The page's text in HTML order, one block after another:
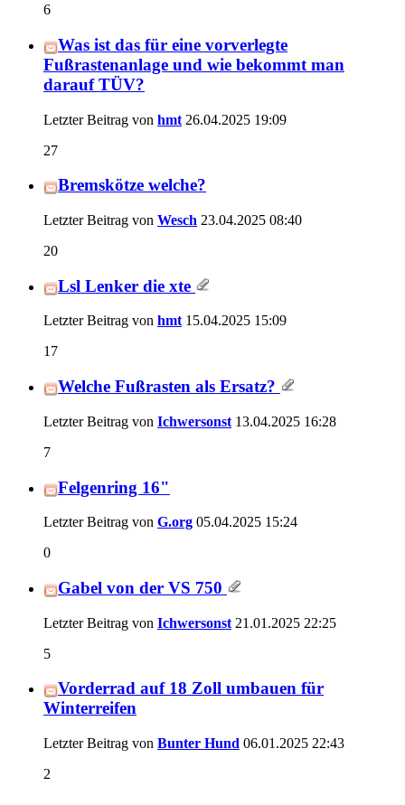
6
Was ist das für eine vorverlegte
Fußrastenanlage und wie bekommt man
darauf TÜV?
Letzter Beitrag von hmt 26.04.2025 19:09
27
Bremskötze welche?
Letzter Beitrag von Wesch 23.04.2025 08:40
20
Lsl Lenker die xte
Letzter Beitrag von hmt15.04.2025 15:09
17
Welche Fußrasten als Ersatz?
Letzter Beitrag von Ichwersonst 13.04.2025 16:28
7
Felgenring 16"
Letzter Beitrag von G.org 05.04.2025 15:24
0
Gabel von der VS 750
Letzter Beitrag von Ichwersonst 21.01.2025 22:25
5
Vorderrad auf 18 Zoll umbauen für
Winterreifen
Letzter Beitrag von Bunter Hund 06.01.2025 22:43
2